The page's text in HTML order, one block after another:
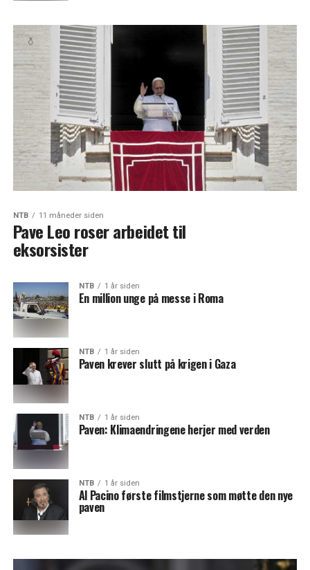
NTB 11 måneder siden
Pave Leo roser arbeidet til
eksorsister
NTB 1 år siden
En million unge på messe i Roma
NTB 1 år siden
Paven krever slutt på krigen i Gaza
NTB 1 år siden
Paven: Klimaendringene herjer med verden
NTB 1 år siden
Al Pacino første filmstjerne som møtte den nye
paven